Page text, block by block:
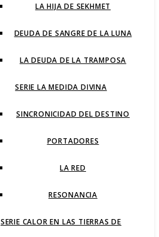
LA HIJA DE SEKHMET
DEUDA DE SANGRE DE LA LUNA
LA DEUDA DE LA TRAMPOSA
SERIE LA MEDIDA DIVINA
SINCRONICIDAD DEL DESTINO
PORTADORES
LA RED
RESONANCIA
SERIE CALOR EN LAS TIERRAS DE